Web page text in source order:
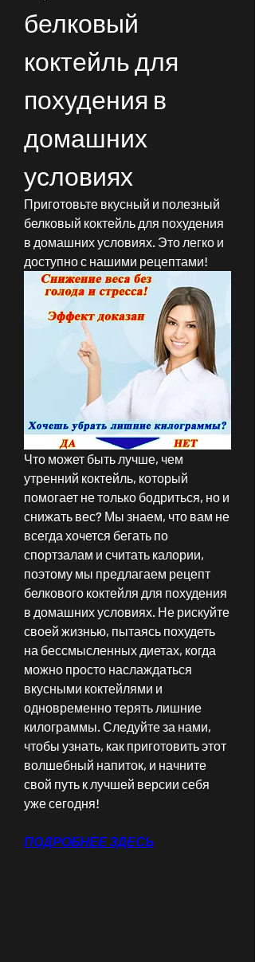
белковый
коктейль для
похудения в
домашних
условиях
Приготовьте вкусный и полезный
белковый коктейль для похудения
в домашних условиях. Это легко и
доступно с нашими рецептами!
Что может быть лучше, чем
утренний коктейль, который
помогает не только бодриться, но и
снижать вес? Мы знаем, что вам не
всегда хочется бегать по
спортзалам и считать калории,
поэтому мы предлагаем рецепт
белкового коктейля для похудения
в домашних условиях. Не рискуйте
своей жизнью, пытаясь похудеть
на бессмысленных диетах, когда
можно просто наслаждаться
вкусными коктейлями и
одновременно терять лишние
килограммы. Следуйте за нами,
чтобы узнать, как приготовить этот
волшебный напиток, и начните
свой путь к лучшей версии себя
уже сегодня!
ПОДРОБНЕЕ ЗДЕСЬ